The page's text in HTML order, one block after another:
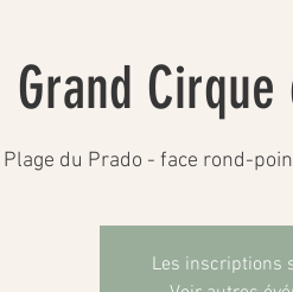
Grand Cirque
Plage du Prado - face rond-
Les inscriptions